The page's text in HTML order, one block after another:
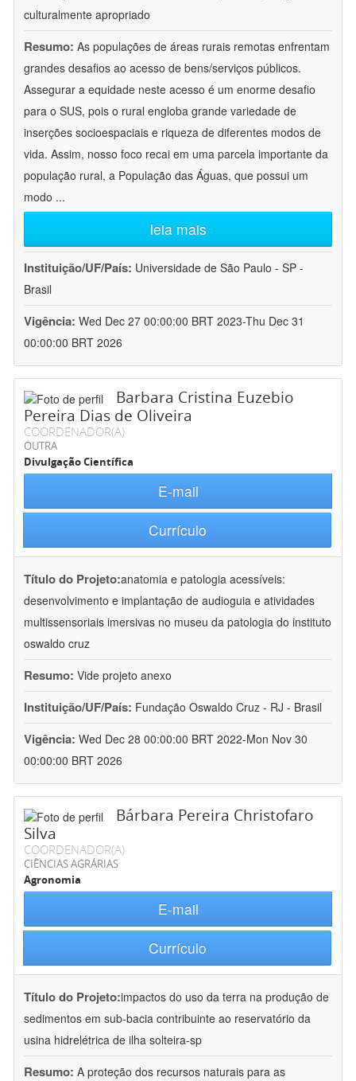
culturalmente apropriado
Resumo: As populações de áreas rurais remotas enfrentam
grandes desafios ao acesso de bens/serviços públicos.
Assegurar a equidade neste acesso é um enorme desafio
para o SUS, pois o rural engloba grande variedade de
inserções socioespaciais e riqueza de diferentes modos de
vida. Assim, nosso foco recai em uma parcela importante da
população rural, a População das Águas, que possui um
modo ...
leia mais
Instituição/UF/País: Universidade de São Paulo - SP -
Brasil
Vigência: Wed Dec 27 00:00:00 BRT 2023-Thu Dec 31
00:00:00 BRT 2026
Barbara Cristina Euzebio
Pereira Dias de Oliveira
COORDENADOR(A)
OUTRA
Divulgação Científica
E-mail
Currículo
Título do Projeto:anatomia e patologia acessíveis:
desenvolvimento e implantação de audioguia e atividades
multissensoriais imersivas no museu da patologia do instituto
oswaldo cruz
Resumo: Vide projeto anexo
Instituição/UF/País: Fundação Oswaldo Cruz - RJ - Brasil
Vigência: Wed Dec 28 00:00:00 BRT 2022-Mon Nov 30
00:00:00 BRT 2026
Bárbara Pereira Christofaro
Silva
COORDENADOR(A)
CIÊNCIAS AGRÁRIAS
Agronomia
E-mail
Currículo
Título do Projeto:impactos do uso da terra na produção de
sedimentos em sub-bacia contribuinte ao reservatório da
usina hidrelétrica de ilha solteira-sp
Resumo: A proteção dos recursos naturais para as